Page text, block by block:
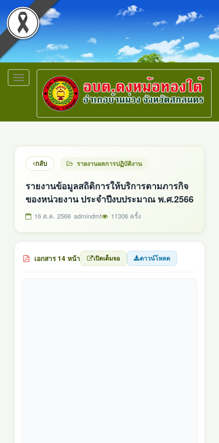
Toggle
navigation
กลับ รายงานผลการปฏิบัติงาน
รายงานข้อมูลสถิติการให้บริการตามภารกิจ
ของหน่วยงาน ประจำปีงบประมาณ พ.ศ.2566
16 ต.ค. 2566 admindmt 11306 ครั้ง
เอกสาร 14 หน้า เปิดเต็มจอ ดาวน์โหลด